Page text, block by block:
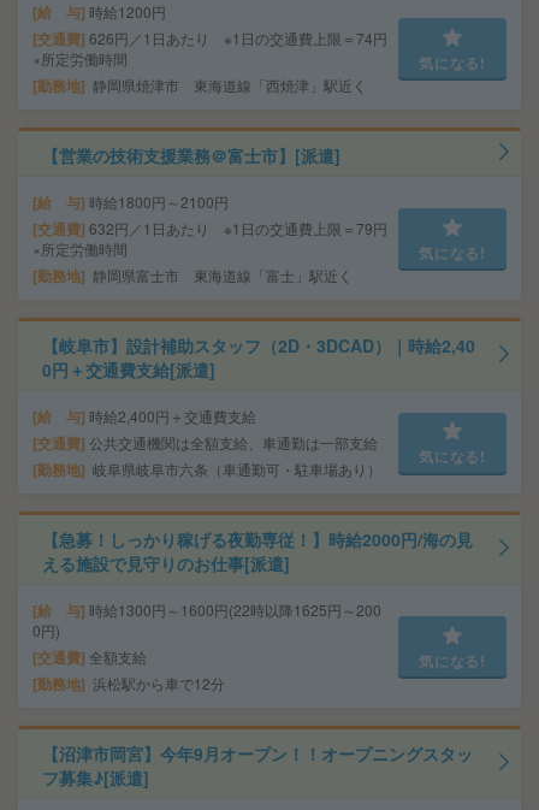
給 与 時給1200円
交通費 626円／1日あたり ※1日の交通費上限＝74円
×所定労働時間
勤務地 静岡県焼津市 東海道線「西焼津」駅近く
気になる!
【営業の技術支援業務＠富士市】[派遣]
給 与 時給1800円～2100円
交通費 632円／1日あたり ※1日の交通費上限＝79円
×所定労働時間
勤務地 静岡県富士市 東海道線「富士」駅近く
気になる!
【岐阜市】設計補助スタッフ（2D・3DCAD）｜時給2,40
0円＋交通費支給[派遣]
給 与 時給2,400円＋交通費支給
交通費 公共交通機関は全額支給、車通勤は一部支給
勤務地 岐阜県岐阜市六条（車通勤可・駐車場あり）
気になる!
【急募！しっかり稼げる夜勤専従！】時給2000円/海の見
える施設で見守りのお仕事[派遣]
給 与 時給1300円～1600円(22時以降1625円～200
0円)
交通費 全額支給
勤務地 浜松駅から車で12分
気になる!
【沼津市岡宮】今年9月オープン！！オープニングスタッ
フ募集♪[派遣]